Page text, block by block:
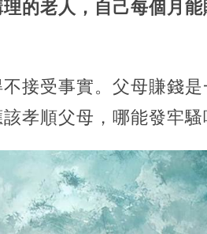
理的老人，自己每個月
接受事實。父母賺錢
孝順父母，哪能發牢騷